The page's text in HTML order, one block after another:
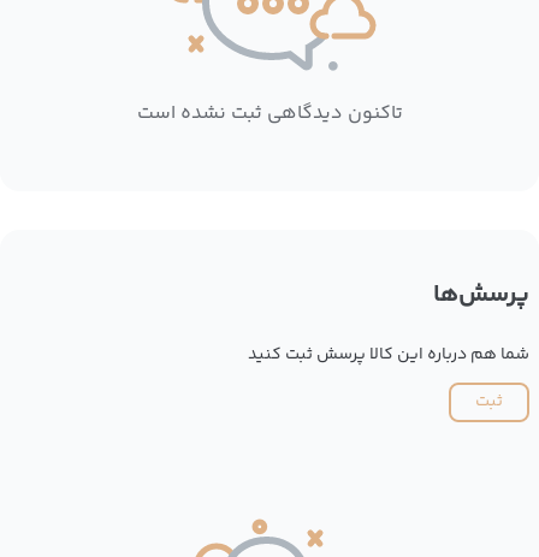
تاکنون دیدگاهی ثبت نشده است
پرسش‌ها
شما هم درباره این کالا پرسش ثبت کنید
ثبت